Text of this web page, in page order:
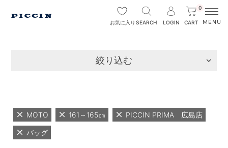
お気に入り SEARCH LOGIN
0
CART
絞り込む
MOTO 161～165㎝ PICCIN PRIMA 広島店
バッグ